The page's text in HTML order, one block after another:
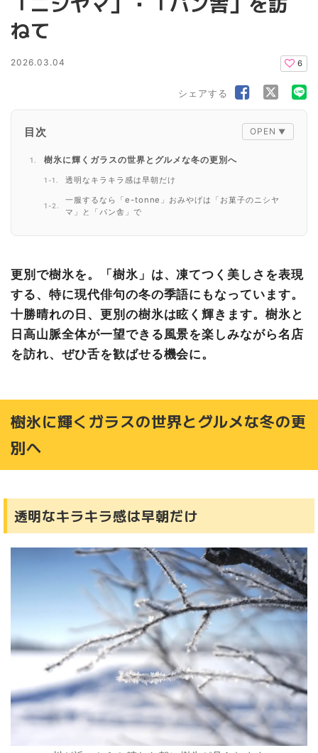
ねて
2026.03.04 6
シェアする
目次
樹氷に輝くガラスの世界とグルメな冬の更別へ
透明なキラキラ感は早朝だけ
一服するなら「e-tonne」おみやげは「お菓子のニシヤ
マ」と「パン舎」で
更別で樹氷を。「樹氷」は、凍てつく美しさを表現
する、特に現代俳句の冬の季語にもなっています。
十勝晴れの日、更別の樹氷は眩く輝きます。樹氷と
日高山脈全体が一望できる風景を楽しみながら名店
を訪れ、ぜひ舌を歓ばせる機会に。
樹氷に輝くガラスの世界とグルメな冬の更
別へ
透明なキラキラ感は早朝だけ